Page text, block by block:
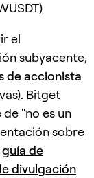
el
subyacente,
de accionista
Bitget
"no es un
sobre
guía de
divulgación